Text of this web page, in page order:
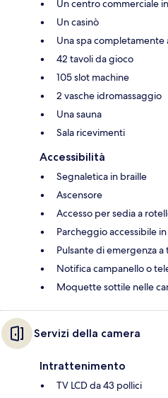
Un centro commerciale
Un casinò
Una spa completamente
42 tavoli da gioco
105 slot machine
2 vasche idromassaggio
Una sauna
Sala ricevimenti
Accessibilità
Segnaletica in braille
Ascensore
Accesso per sedia a
Parcheggio accessibile
Pulsante di emergenza
Notifica campanello o
Moquette sottile nelle
Servizi della camera
Intrattenimento
TV LCD da 43 pollici